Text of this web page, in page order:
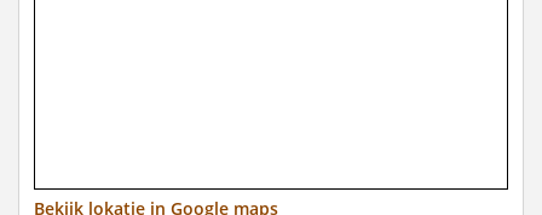
Bekijk lokatie in Google maps